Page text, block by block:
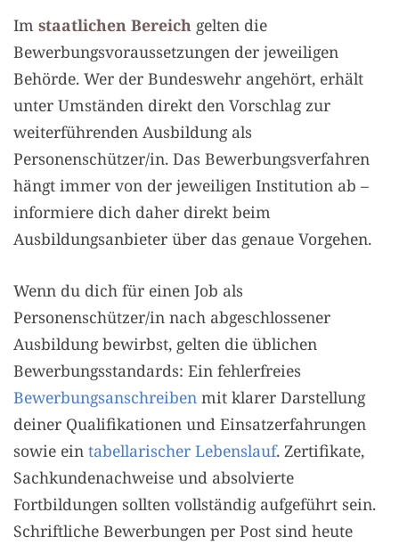
Im staatlichen Bereich gelten die
Bewerbungsvoraussetzungen der jeweiligen
Behörde. Wer der Bundeswehr angehört, erhält
unter Umständen direkt den Vorschlag zur
weiterführenden Ausbildung als
Personenschützer/in. Das Bewerbungsverfahren
hängt immer von der jeweiligen Institution ab –
informiere dich daher direkt beim
Ausbildungsanbieter über das genaue Vorgehen.
Wenn du dich für einen Job als
Personenschützer/in nach abgeschlossener
Ausbildung bewirbst, gelten die üblichen
Bewerbungsstandards: Ein fehlerfreies
Bewerbungsanschreiben mit klarer Darstellung
deiner Qualifikationen und Einsatzerfahrungen
sowie ein tabellarischer Lebenslauf. Zertifikate,
Sachkundenachweise und absolvierte
Fortbildungen sollten vollständig aufgeführt sein.
Schriftliche Bewerbungen per Post sind heute